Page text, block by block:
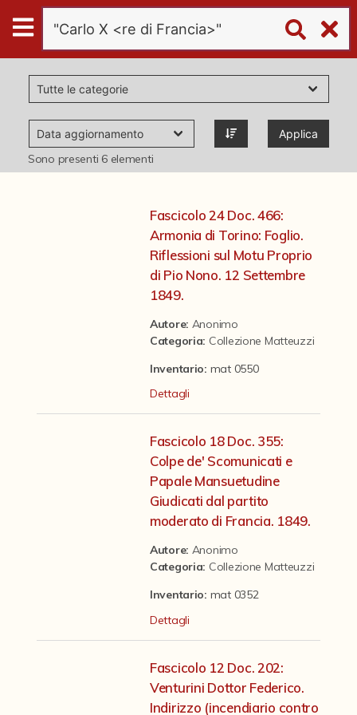
Digital
Humanities
Donazioni
Pubblicazioni
Il progetto Digital Humanities
Applica
Sono presenti 6elementi
Fascicolo 24 Doc. 466:
Armonia di Torino: Foglio.
Riflessioni sul Motu Proprio
di Pio Nono. 12 Settembre
1849.
Autore: Anonimo
Categoria: Collezione Matteuzzi
Inventario: mat 0550
Dettagli
Fascicolo 18 Doc. 355:
Colpe de' Scomunicati e
Papale Mansuetudine
Giudicati dal partito
moderato di Francia. 1849.
Autore: Anonimo
Categoria: Collezione Matteuzzi
Inventario: mat 0352
Dettagli
Fascicolo 12 Doc. 202:
Venturini Dottor Federico.
Indirizzo (incendiario contro